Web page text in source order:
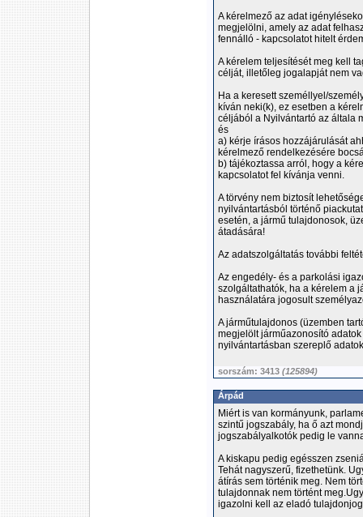
A kérelmező az adat
megjelölni, amely az adat
fennálló - kapcsolatot hitelt
A kérelem teljesítését meg kell
célját, illetőleg jogalapját nem
Ha a keresett személlyel/
kíván neki(k), ez esetben a
céljából a Nyilvántartó az általa
és
a) kérje írásos hozzájárulását
kérelmező rendelkezésére
b) tájékoztassa arról, hogy a
kapcsolatot fel kívánja venni.
A törvény nem biztosít
nyilvántartásból történő
esetén, a jármű tulajdonosok,
átadására!
Az adatszolgáltatás további
Az engedély- és a parkolási
szolgáltathatók, ha a kérelem a
használatára jogosult
A járműtulajdonos (üzemben
megjelölt járműazonosító
nyilvántartásban szereplő
sorszám: 3413 (125894)
Árpád
Miért is van kormányunk,
szintű jogszabály, ha ő azt
jogszabályalkotók pedig le
A kiskapu pedig egésszen
Tehát nagyszerű, fizethetünk.
átírás sem történik meg. Nem
tulajdonnak nem történt
igazolni kell az eladó